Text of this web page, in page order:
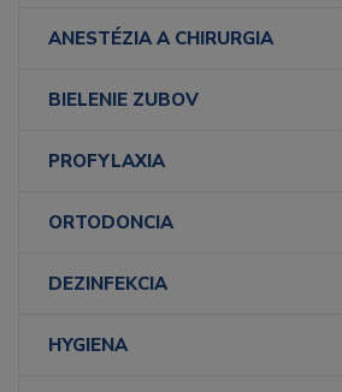
ANESTÉZIA A CHIRURGIA
BIELENIE ZUBOV
PROFYLAXIA
ORTODONCIA
DEZINFEKCIA
HYGIENA